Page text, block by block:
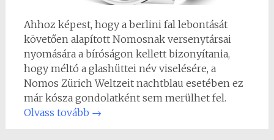
Ahhoz képest, hogy a berlini fal lebontását
követően alapított Nomosnak versenytársai
nyomására a bíróságon kellett bizonyítania,
hogy méltó a glashüttei név viselésére, a
Nomos Zürich Weltzeit nachtblau esetében ez
már kósza gondolatként sem merülhet fel.
Olvass tovább →